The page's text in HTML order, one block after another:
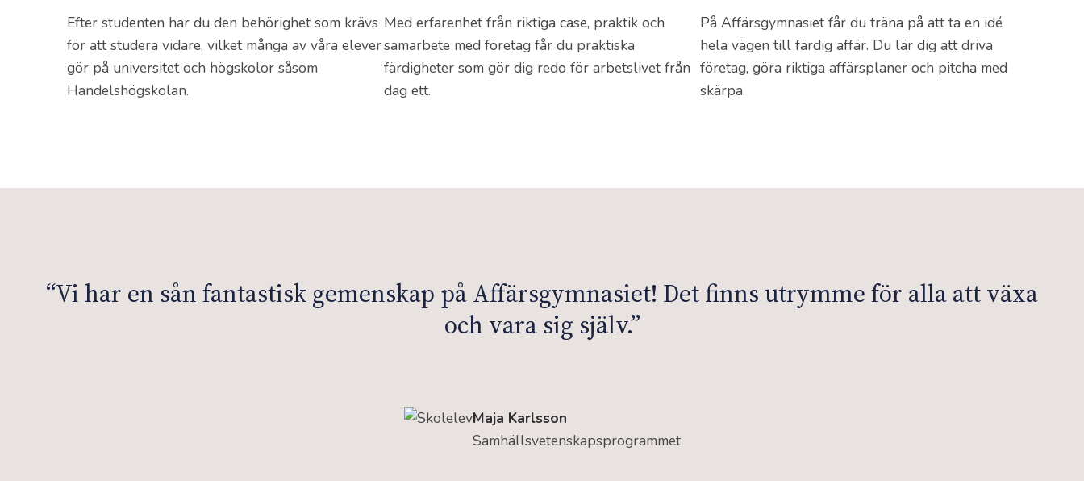
Efter studenten har du den behörighet som krävs
för att studera vidare, vilket många av våra elever
gör på universitet och högskolor såsom
Handelshögskolan.
Med erfarenhet från riktiga case, praktik och
samarbete med företag får du praktiska
färdigheter som gör dig redo för arbetslivet från
dag ett.
På Affärsgymnasiet får du träna på att ta en idé
hela vägen till färdig affär. Du lär dig att driva
företag, göra riktiga affärsplaner och pitcha med
skärpa.
“Vi har en sån fantastisk gemenskap på Affärsgymnasiet! Det finns utrymme för alla att växa
och vara sig själv.”
Maja Karlsson
Samhällsvetenskapsprogrammet